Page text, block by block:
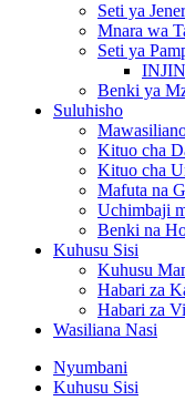
Seti ya
Mnara wa
Seti ya
Benki ya
Suluhisho
Kituo cha
Kituo cha
Mafuta na
Uchimbaji
Benki na
Kuhusu Sisi
Kuhusu
Habari za
Habari za
Wasiliana Nasi
Nyumbani
Kuhusu Sisi